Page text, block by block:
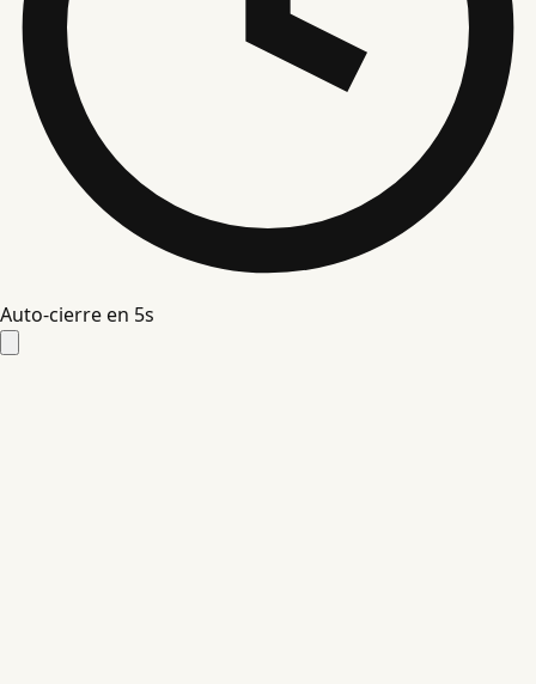
Auto-cierre en 4s